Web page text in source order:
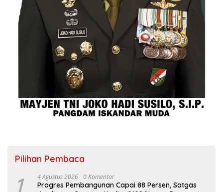
Pilihan Pembaca
1 4 Agustus 2026 0 Komentar
Progres Pembangunan Capai 88 Persen, Satgas